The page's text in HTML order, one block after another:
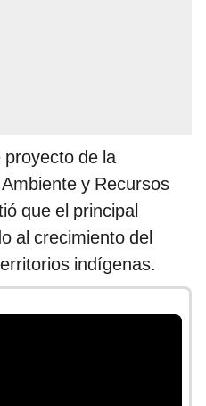
de la
y Recursos
que el principal
al crecimiento del
indígenas.